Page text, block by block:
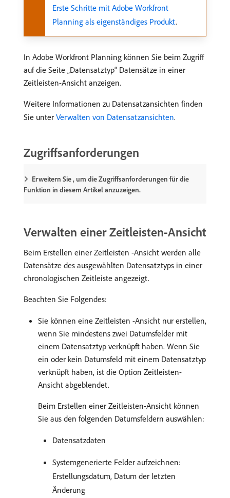
Erste Schritte mit Adobe Workfront
Planning als eigenständiges Produkt.
In Adobe Workfront Planning können Sie beim Zugriff
auf die Seite „Datensatztyp“ Datensätze in einer
Zeitleisten-Ansicht anzeigen.
Weitere Informationen zu Datensatzansichten finden
Sie unter Verwalten von Datensatzansichten.
Zugriffsanforderungen
Erweitern Sie , um die Zugriffsanforderungen für die
Funktion in diesem Artikel anzuzeigen.
Verwalten einer Zeitleisten-Ansicht
Beim Erstellen einer Zeitleisten -Ansicht werden alle
Datensätze des ausgewählten Datensatztyps in einer
chronologischen Zeitleiste angezeigt.
Beachten Sie Folgendes:
Sie können eine Zeitleisten -Ansicht nur erstellen,
wenn Sie mindestens zwei Datumsfelder mit
einem Datensatztyp verknüpft haben. Wenn Sie
ein oder kein Datumsfeld mit einem Datensatztyp
verknüpft haben, ist die Option Zeitleisten-
Ansicht abgeblendet.
Beim Erstellen einer Zeitleisten-Ansicht können
Sie aus den folgenden Datumsfeldern auswählen:
Datensatzdaten
Systemgenerierte Felder aufzeichnen:
Erstellungsdatum, Datum der letzten
Änderung